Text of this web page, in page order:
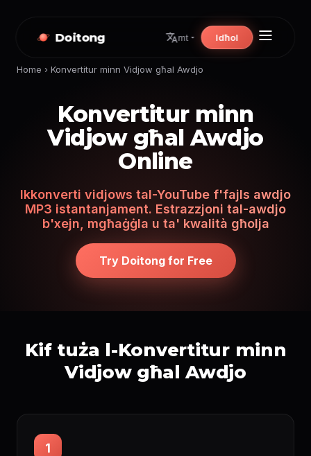
Doitong mt Idħol
Home › Konvertitur minn Vidjow għal Awdjo
Konvertitur minn
Vidjow għal Awdjo
Online
Ikkonverti vidjows tal-YouTube f'fajls awdjo
MP3 istantanjament. Estrazzjoni tal-awdjo
b'xejn, mgħaġġla u ta' kwalità għolja
Try Doitong for Free
Kif tuża l-Konvertitur minn
Vidjow għal Awdjo
1